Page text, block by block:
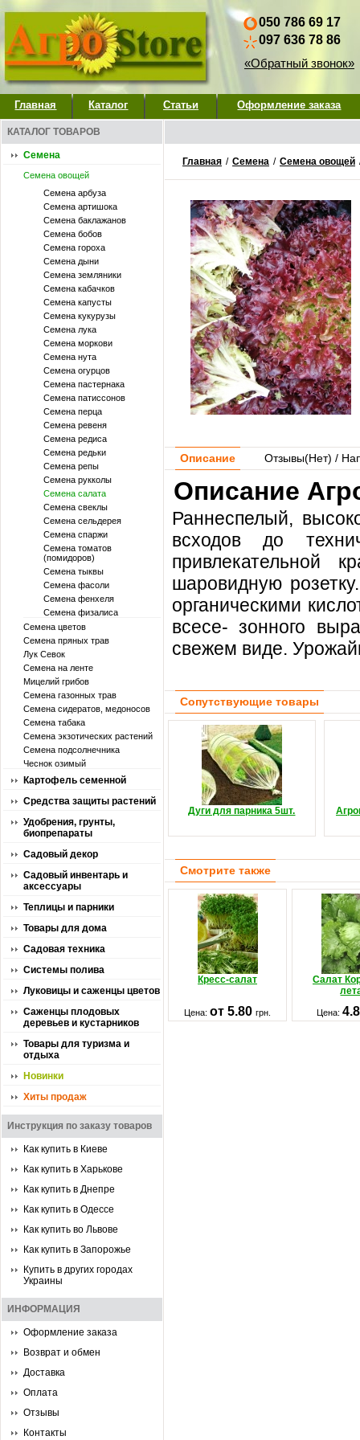
050 786 69 17
097 636 78 86
«Обратный звонок»
Главная Каталог Статьи Оформление заказа
КАТАЛОГ ТОВАРОВ
Семена
Семена овощей
Семена арбуза
Семена артишока
Семена баклажанов
Семена бобов
Семена гороха
Семена дыни
Семена земляники
Семена кабачков
Семена капусты
Семена кукурузы
Семена лука
Семена моркови
Семена нута
Семена огурцов
Семена пастернака
Семена патиссонов
Семена перца
Семена ревеня
Семена редиса
Семена редьки
Семена репы
Семена рукколы
Семена салата
Семена свеклы
Семена сельдерея
Семена спаржи
Семена томатов
(помидоров)
Семена тыквы
Семена фасоли
Семена фенхеля
Семена физалиса
Семена цветов
Семена пряных трав
Лук Севок
Семена на ленте
Мицелий грибов
Семена газонных трав
Семена сидератов, медоносов
Семена табака
Семена экзотических растений
Семена подсолнечника
Чеснок озимый
Картофель семенной
Средства защиты растений
Удобрения, грунты,
биопрепараты
Садовый декор
Садовый инвентарь и
аксессуары
Теплицы и парники
Товары для дома
Садовая техника
Системы полива
Луковицы и саженцы цветов
Саженцы плодовых
деревьев и кустарников
Товары для туризма и
отдыха
Новинки
Хиты продаж
Инструкция по заказу товаров
Как купить в Киеве
Как купить в Харькове
Как купить в Днепре
Как купить в Одессе
Как купить во Львове
Как купить в Запорожье
Купить в других городах
Украины
ИНФОРМАЦИЯ
Оформление заказа
Возврат и обмен
Доставка
Оплата
Отзывы
Контакты
Главная / Семена / Семена овощей
Описание Отзывы(Нет) /
Описание
Раннеспелый,
всходов до
привлекательной
шаровидную
органическими
всесе- зонного
свежем виде.
Сопутствующие товары
Дуги для парника 5шт.
Смотрите также
Кресс-салат
Салат
Цена: от 5.80 грн. Цена: